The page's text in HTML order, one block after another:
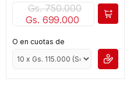
Gs. 699.000
Gs. 750.000
O en cuotas de